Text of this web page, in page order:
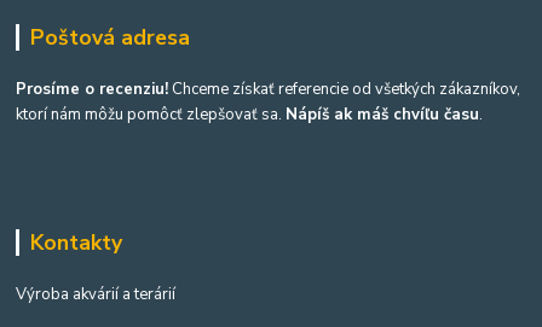
Poštová adresa
Prosíme o recenziu! Chceme získať referencie od všetkých zákazníkov,
ktorí nám môžu pomôcť zlepšovať sa. Nápíš ak máš chvíľu času.
Kontakty
Výroba akvárií a terárií